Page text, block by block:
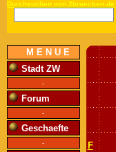
Durchsuchen von 2bruecken.de
M E N U E
Stadt ZW
-
Forum
-
Geschaefte
- F